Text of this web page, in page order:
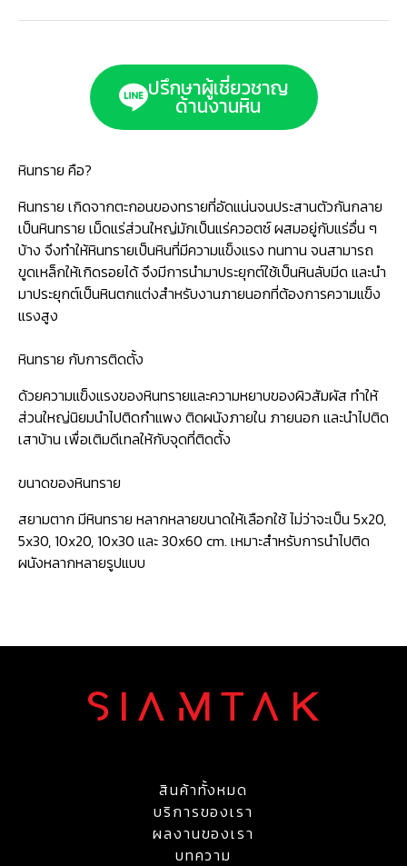
ปรึกษาผู้เชี่ยวชาญ
ด้านงานหิน
หินทราย คือ?
หินทราย เกิดจากตะกอนของทรายที่อัดแน่นจนประสานตัวกันกลาย
เป็นหินทราย เม็ดแร่ส่วนใหญ่มักเป็นแร่ควอตซ์ ผสมอยู่กับแร่อื่น ๆ
บ้าง จึงทำให้หินทรายเป็นหินที่มีความแข็งแรง ทนทาน จนสามารถ
ขูดเหล็กให้เกิดรอยได้ จึงมีการนำมาประยุกต์ใช้เป็นหินลับมีด และนำ
มาประยุกต์เป็นหินตกแต่งสำหรับงานภายนอกที่ต้องการความแข็ง
แรงสูง
หินทราย กับการติดตั้ง
ด้วยความแข็งแรงของหินทรายและความหยาบของผิวสัมผัส ทำให้
ส่วนใหญ่นิยมนำไปติดกำแพง ติดผนังภายใน ภายนอก และนำไปติด
เสาบ้าน เพื่อเติมดีเทลให้กับจุดที่ติดตั้ง
ขนาดของหินทราย
สยามตาก มีหินทราย หลากหลายขนาดให้เลือกใช้ ไม่ว่าจะเป็น 5x20,
5x30, 10x20, 10x30 และ 30x60 cm. เหมาะสำหรับการนำไปติด
ผนังหลากหลายรูปแบบ
สินค้าทั้งหมด
บริการของเรา
ผลงานของเรา
บทความ